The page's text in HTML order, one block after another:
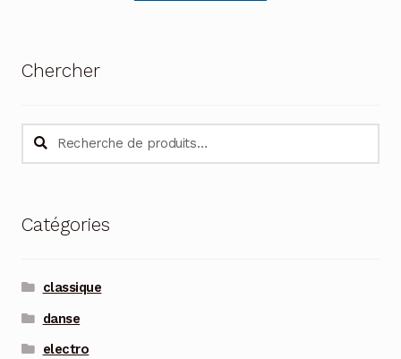
Chercher
Recherche
pour :
Recherche
Catégories
classique
danse
electro